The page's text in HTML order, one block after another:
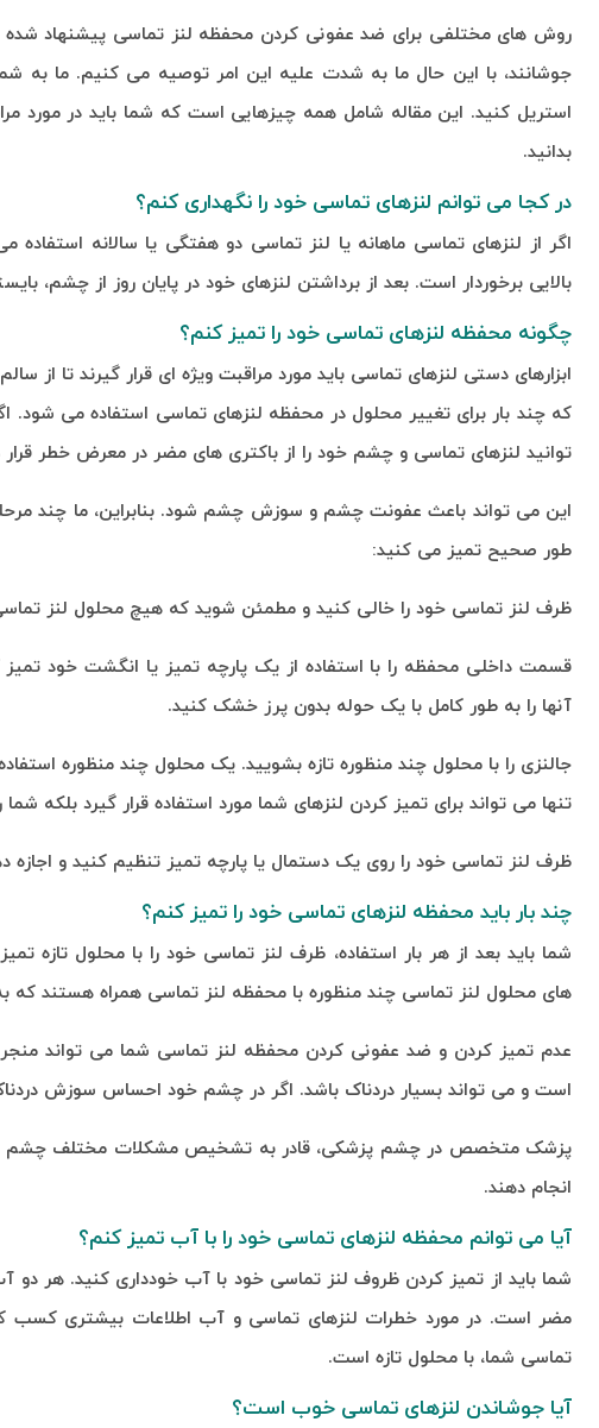
روش های مختلفی برای ضد عفونی کردن محفظه لنز تماسی پیشنهاد شده
جوشانند، با این حال ما به شدت علیه این امر توصیه می كنیم. ما به
استریل كنید. این مقاله شامل همه چیزهایی است که شما باید در مورد
بدانید.
در کجا می توانم لنزهای تماسی خود را نگهداری کنم؟
اگر از لنزهای تماسی ماهانه یا لنز تماسی دو هفتگی یا سالانه
بالایی برخوردار است. بعد از برداشتن لنزهای خود در پایان روز از چشم،
چگونه محفظه لنزهای تماسی خود را تمیز کنم؟
ابزارهای دستی لنزهای تماسی باید مورد مراقبت ویژه ای قرار گیرند تا
که چند بار برای تغییر محلول در محفظه لنزهای تماسی استفاده می
توانید لنزهای تماسی و چشم خود را از باکتری های مضر در معرض خطر قرار
این می تواند باعث عفونت چشم و سوزش چشم شود. بنابراین، ما چند
طور صحیح تمیز می کنید:
ظرف لنز تماسی خود را خالی کنید و مطمئن شوید که هیچ محلول لنز
قسمت داخلی محفظه را با استفاده از یک پارچه تمیز یا انگشت خود
آنها را به طور کامل با یک حوله بدون پرز خشک کنید.
تنها می تواند برای تمیز کردن لنزهای شما مورد استفاده قرار گیرد
ظرف لنز تماسی خود را روی یک دستمال یا پارچه تمیز تنظیم کنید و
چند بار باید محفظه لنزهای تماسی خود را تمیز کنم؟
شما باید بعد از هر بار استفاده، ظرف لنز تماسی خود را با محلول تازه
های محلول لنز تماسی چند منظوره با محفظه لنز تماسی همراه هستند
عدم تمیز کردن و ضد عفونی کردن محفظه لنز تماسی شما می تواند
است و می تواند بسیار دردناک باشد. اگر در چشم خود احساس سوزش
پزشک متخصص در چشم پزشکی، قادر به تشخیص مشکلات مختلف چشم
انجام دهند.
آیا می توانم محفظه لنزهای تماسی خود را با آب تمیز کنم؟
شما باید از تمیز کردن ظروف لنز تماسی خود با آب خودداری کنید. هر
مضر است. در مورد خطرات لنزهای تماسی و آب اطلاعات بیشتری کسب
تماسی شما، با محلول تازه است.
آیا جوشاندن لنزهای تماسی خوب است؟